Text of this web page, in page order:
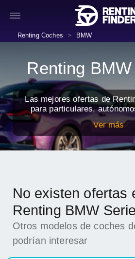
Renting Coches > BMW
Renting
Las mejores ofertas de
para particulares,
Ver más
No existen ofertas
Renting BMW
Otros modelos de coches
podrían interesar